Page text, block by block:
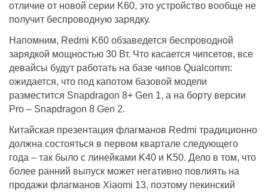
отличие от новой серии K60, это устройство вообще не
получит беспроводную зарядку.
Напомним, Redmi K60 обзаведется беспроводной
зарядкой мощностью 30 Вт. Что касается чипсетов, все
девайсы будут работать на базе чипов Qualcomm:
ожидается, что под капотом базовой модели
разместится Snapdragon 8+ Gen 1, а на борту версии
Pro – Snapdragon 8 Gen 2.
Китайская презентация флагманов Redmi традиционно
должна состояться в первом квартале следующего
года – так было с линейками K40 и K50. Дело в том, что
более ранний выпуск может негативно повлиять на
продажи флагманов Xiaomi 13, поэтому пекинский